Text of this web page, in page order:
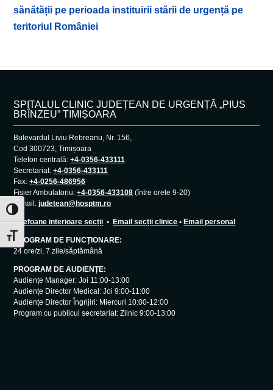
Toggle High Contrast
Toggle Font size
sănătății pe perioada instituirii stării de urgență pe
teritoriul României
SPITALUL CLINIC JUDEȚEAN DE URGENȚĂ „PIUS
BRÎNZEU” TIMIȘOARA
Bulevardul Liviu Rebreanu, Nr. 156,
Cod 300723, Timișoara
Telefon centrală:+4-0356-433111
Secretariat:+4-0356-433111
Fax:+4-0256-486956
Fișier Ambulatoriu:+4-0356-433108 (între orele 9-20)
E-mail:judetean@hosptm.ro
Telefoane interioare secții •Email secții clinice •Email personal
PROGRAM DE FUNCȚIONARE:
24 ore/zi, 7 zile/săptămână
PROGRAM DE AUDIENȚE:
Audiențe Manager: Joi 11:00-13:00
Audiențe Director Medical: Joi 9:00-11:00
Audiențe Director Îngrijiri: Miercuri 10:00-12:00
Program cu publicul secretariat: Zilnic 9:00-13:00